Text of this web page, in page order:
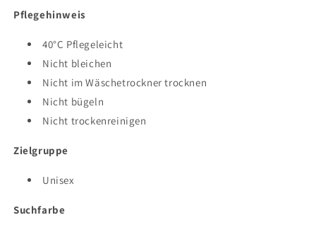
Pflegehinweis
40°C Pflegeleicht
Nicht bleichen
Nicht im Wäschetrockner trocknen
Nicht bügeln
Nicht trockenreinigen
Zielgruppe
Unisex
Suchfarbe